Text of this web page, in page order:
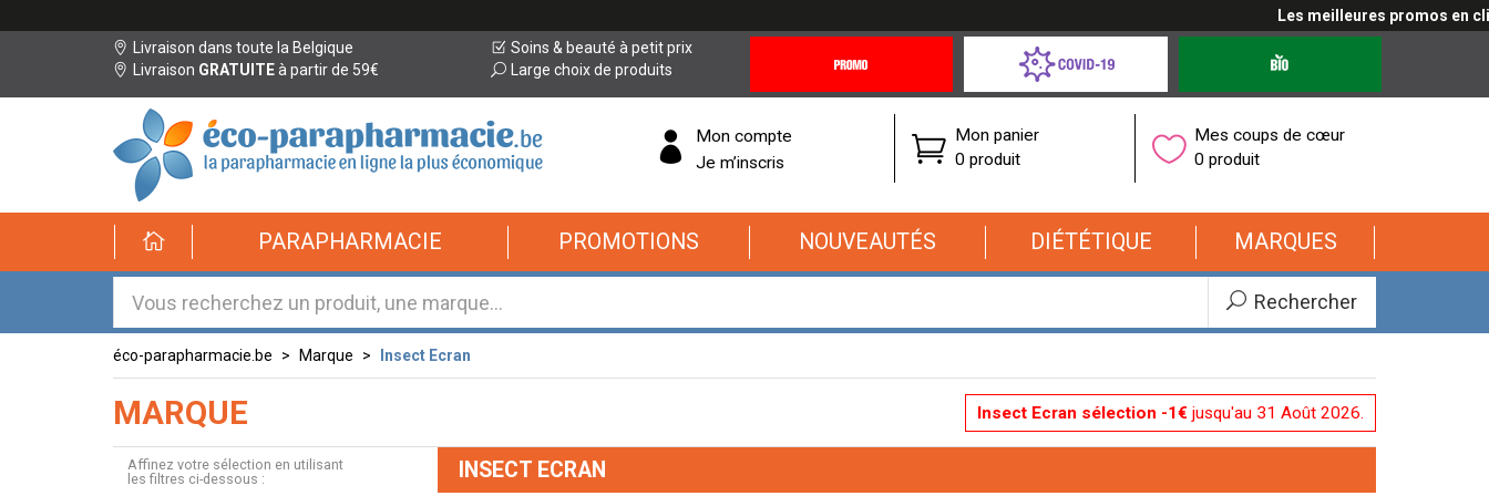
Les meilleures promos en
Livraison dans toute la Belgique
Livraison GRATUITEà partir de 59€
Soins & beauté à petit prix
Large choix de produits
Offres
Coronavirus
éco-
parapharmacie.fr
éco-
parapharmacie.fr
Mon compte
Je m’inscris
Mon panier
0 produit
Mes coups de cœur
0 produit
PARAPHARMACIE PROMOTIONS NOUVEAUTÉS DIÉTÉTIQUE MARQUES
Rechercher
éco-parapharmacie.be Marque Insect Ecran
MARQUE Insect Ecran sélection -1€ jusqu'au 31 Août 2026.
Affinez votre sélection en utilisant
les filtres ci-dessous :
INSECT ECRAN